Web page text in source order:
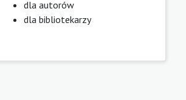
dla autorów
dla bibliotekarzy